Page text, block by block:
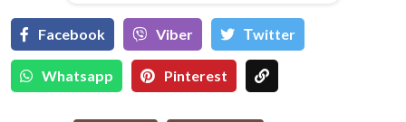
Facebook Viber Тwitter
Whatsapp Pinterest